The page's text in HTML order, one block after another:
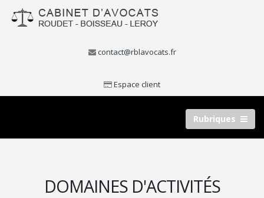
contact@rblavocats.fr
Espace client
Rubriques
DOMAINES D'ACTIVITÉS